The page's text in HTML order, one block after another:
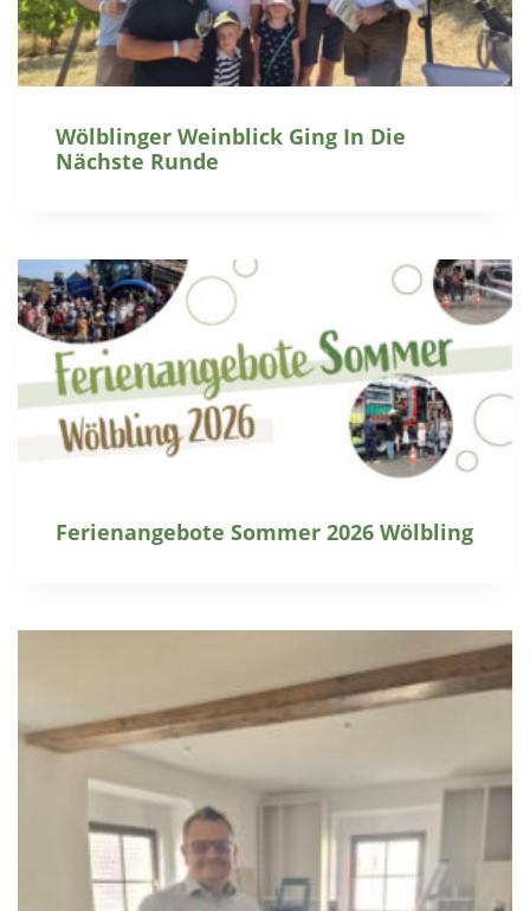
Wölblinger Weinblick Ging In Die
Nächste Runde
Ferienangebote Sommer 2026 Wölbling